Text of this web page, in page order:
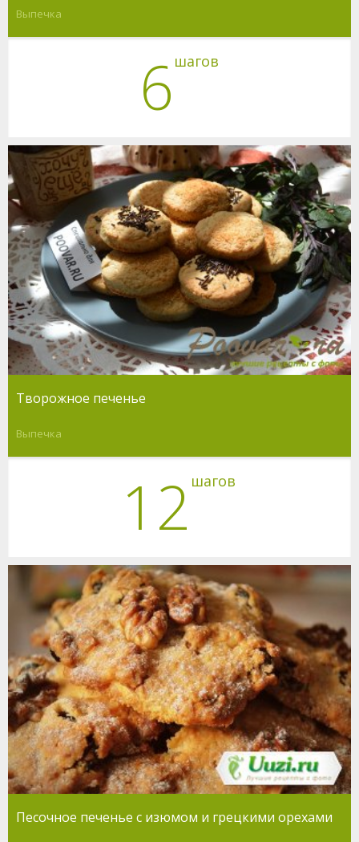
Выпечка
6 шагов
Творожное печенье
Выпечка
12 шагов
Песочное печенье с изюмом и грецкими орехами